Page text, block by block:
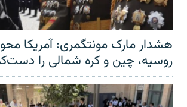
هشدار مارک مونتگمری: آمریکا
روسیه، چین و کره شمالی را